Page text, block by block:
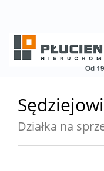
Działka na